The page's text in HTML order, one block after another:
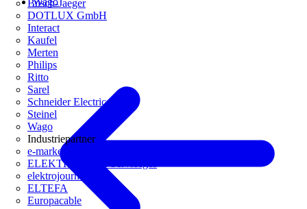
Busch-Jaeger
DOTLUX GmbH
Interact
Kaufel
Merten
Philips
Ritto
Sarel
Schneider Electric
Steinel
Wago
Industriepartner
e-marke
ELEKTRO Daten Serviceges
elektrojournal
ELTEFA
Europacable